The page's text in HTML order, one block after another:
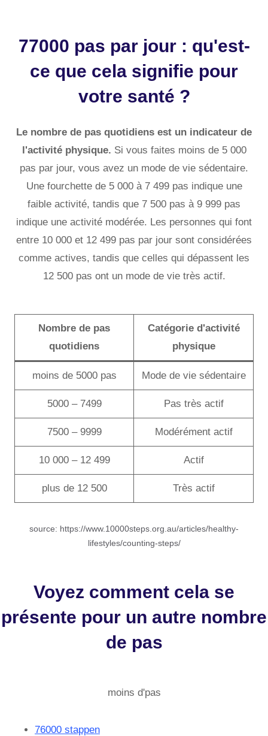
77000 pas par jour : qu'est-
ce que cela signifie pour
votre santé ?
Le nombre de pas quotidiens est un indicateur de
l'activité physique. Si vous faites moins de 5 000
pas par jour, vous avez un mode de vie sédentaire.
Une fourchette de 5 000 à 7 499 pas indique une
faible activité, tandis que 7 500 pas à 9 999 pas
indique une activité modérée. Les personnes qui font
entre 10 000 et 12 499 pas par jour sont considérées
comme actives, tandis que celles qui dépassent les
12 500 pas ont un mode de vie très actif.
Nombre de pas
quotidiens
Catégorie d'activité
physique
moins de 5000 pas Mode de vie sédentaire
5000 – 7499 Pas très actif
7500 – 9999 Modérément actif
10 000 – 12 499 Actif
plus de 12 500 Très actif
source: https://www.10000steps.org.au/articles/healthy-
lifestyles/counting-steps/
Voyez comment cela se
présente pour un autre nombre
de pas
moins d'pas
76000 stappen